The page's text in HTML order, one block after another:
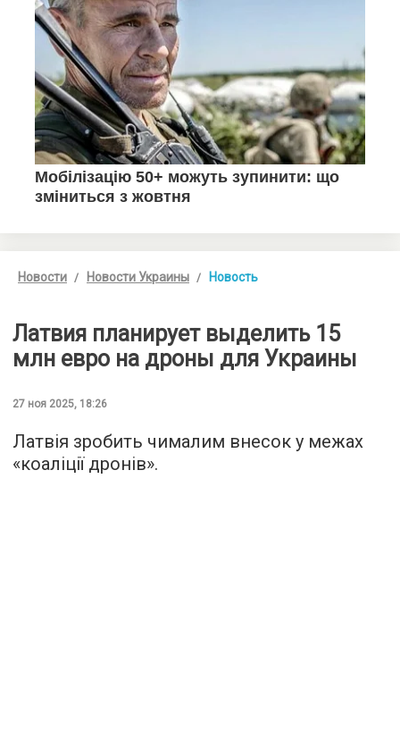
Новости Новости Украины Новость
Латвия планирует выделить 15
млн евро на дроны для Украины
27 ноя 2025, 18:26
Латвія зробить чималим внесок у межах
«коаліції дронів».